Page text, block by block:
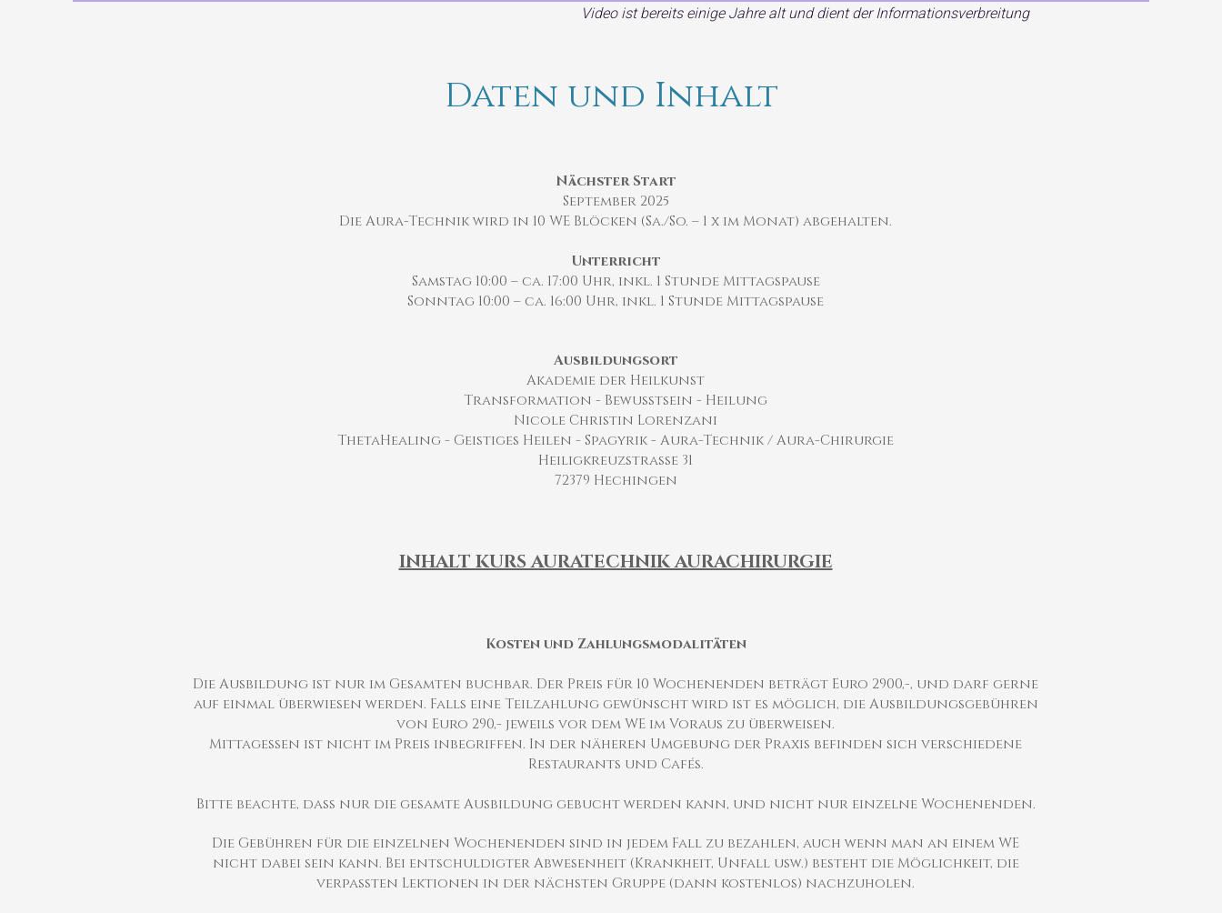
Daten und Inhalt
Video ist bereits einige Jahre alt und dient der Informationsverbreitung
Nächster Start
September 2025
Die Aura-Technik wird in 10 WE Blöcken (Sa./So. – 1 x im Monat) abgehalten.
Unterricht
Samstag 10:00 – ca. 17:00 Uhr, inkl. 1 Stunde Mittagspause
Sonntag 10:00 – ca. 16:00 Uhr, inkl. 1 Stunde Mittagspause
Ausbildungsort
Akademie der Heilkunst
Transformation - Bewusstsein - Heilung
Nicole Christin Lorenzani
ThetaHealing - Geistiges Heilen - Spagyrik - Aura-Technik / Aura-Chirurgie
Heiligkreuzstrasse 31
72379 Hechingen
INHALT KURS AURATECHNIK AURACHIRURGIE
Kosten und Zahlungsmodalitäten
Die Ausbildung ist nur im Gesamten buchbar. Der Preis für 10 Wochenenden beträgt Euro 2900,-, und darf gerne
auf einmal überwiesen werden. Falls eine Teilzahlung gewünscht wird ist es möglich, die Ausbildungsgebühren
von Euro 290,- jeweils vor dem WE im Voraus zu überweisen.
Mittagessen ist nicht im Preis inbegriffen. In der näheren Umgebung der Praxis befinden sich verschiedene
Restaurants und Cafés.
Bitte beachte, dass nur die gesamte Ausbildung gebucht werden kann, und nicht nur einzelne Wochenenden.
Die Gebühren für die einzelnen Wochenenden sind in jedem Fall zu bezahlen, auch wenn man an einem WE
nicht dabei sein kann. Bei entschuldigter Abwesenheit (Krankheit, Unfall usw.) besteht die Möglichkeit, die
verpassten Lektionen in der nächsten Gruppe (dann kostenlos) nachzuholen.